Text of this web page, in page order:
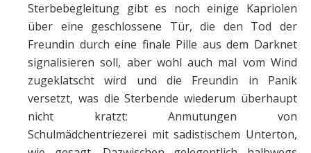
Sterbebegleitung gibt es noch einige Kapriolen
über eine geschlossene Tür, die den Tod der
Freundin durch eine finale Pille aus dem Darknet
signalisieren soll, aber wohl auch mal vom Wind
zugeklatscht wird und die Freundin in Panik
versetzt, was die Sterbende wiederum überhaupt
nicht kratzt: Anmutungen von
Schulmädchentriezerei mit sadistischem Unterton,